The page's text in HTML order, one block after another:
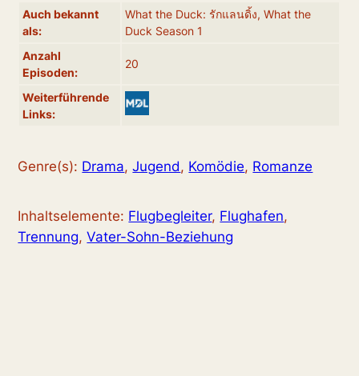
Auch bekannt
als:
What the Duck: รักแลนดิ้ง, What the
Duck Season 1
Anzahl
Episoden:
20
Weiterführende
Links:
Genre(s): Drama,Jugend , Komödie, Romanze
Inhaltselemente: Flugbegleiter, Flughafen,
Trennung,Vater-Sohn-Beziehung